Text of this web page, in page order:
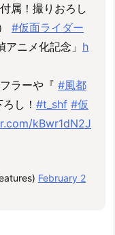
属！撮りおろし
#仮面ライダー
ニメ化記念」 h
ラーや『 #風都
し！ #t_shf #仮
kBwr1dN2J
February 2